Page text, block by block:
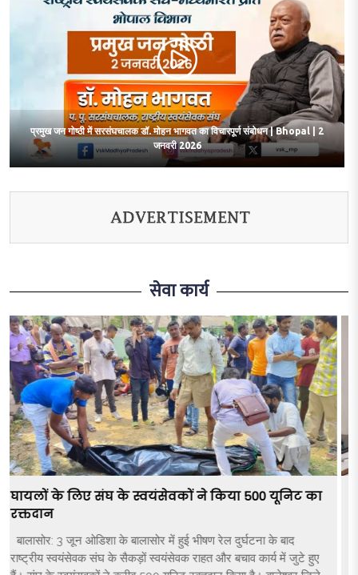
प्रमुख जन गोष्ठी में सरसंघचालक डॉ. मोहन भागवत का विचारपूर्ण संबोधन | Bhopal | 2
जनवरी 2026
सेवा कार्य
संघ के सहयोग से लगा दस दिवसीय निःशुल्क दंत परीक्षण
शिविर
संघ का सेवा कार्य- दस दिवसीय दन्त चिकित्सा शिविर का आयोजन सैकड़ों की
संख्या में नागरिकों ने उठाया लाभ नागरिकों ने संघ के कार्य को